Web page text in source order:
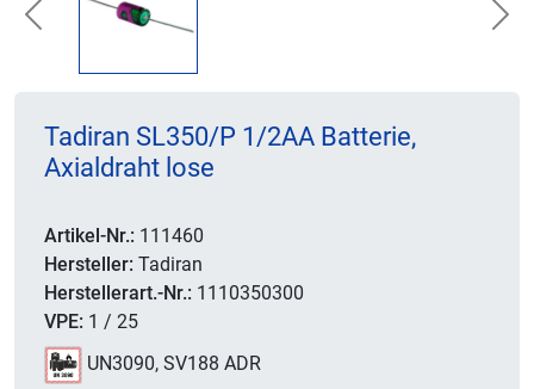
Previous
Tadiran SL350/P 1/2AA Batterie,
Axialdraht lose
Artikel-Nr.: 111460
Hersteller: Tadiran
Herstellerart.-Nr.: 1110350300
VPE: 1 / 25
UN3090, SV188 ADR